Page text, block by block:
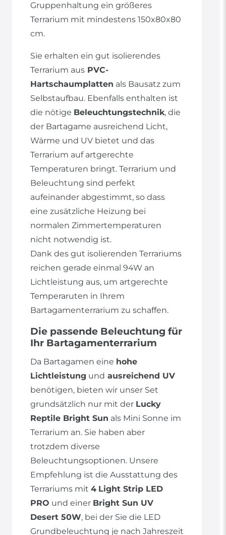
Gruppenhaltung ein größeres
Terrarium mit mindestens 150x80x80
cm.
Sie erhalten ein gut isolierendes
Terrarium aus PVC-
Hartschaumplatten als Bausatz zum
Selbstaufbau. Ebenfalls enthalten ist
die nötige Beleuchtungstechnik, die
der Bartagame ausreichend Licht,
Wärme und UV bietet und das
Terrarium auf artgerechte
Temperaturen bringt. Terrarium und
Beleuchtung sind perfekt
aufeinander abgestimmt, so dass
eine zusätzliche Heizung bei
normalen Zimmertemperaturen
nicht notwendig ist.
Dank des gut isolierenden Terrariums
reichen gerade einmal 94W an
Lichtleistung aus, um artgerechte
Temperaruten in Ihrem
Bartagamenterrarium zu schaffen.
Die passende Beleuchtung für
Ihr Bartagamenterrarium
Da Bartagamen eine hohe
Lichtleistung und ausreichend UV
benötigen, bieten wir unser Set
grundsätzlich nur mit der Lucky
Reptile Bright Sun als Mini Sonne im
Terrarium an. Sie haben aber
trotzdem diverse
Beleuchtungsoptionen. Unsere
Empfehlung ist die Ausstattung des
Terrariums mit 4 Light Strip LED
PRO und einer Bright Sun UV
Desert 50W, bei der Sie die LED
Grundbeleuchtung je nach Jahreszeit